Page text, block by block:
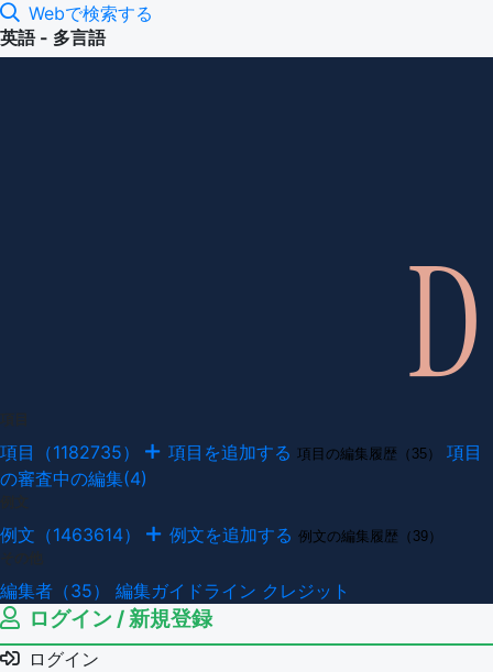
Webで検索する
英語 - 多言語
項目（1182735） 項目を追加する 項目の編集履歴（35）
項目
の審査中の編集(4)
例文（1463614） 例文を追加する 例文の編集履歴（39）
編集者（35） 編集ガイドライン クレジット
ログイン / 新規登録
ログイン